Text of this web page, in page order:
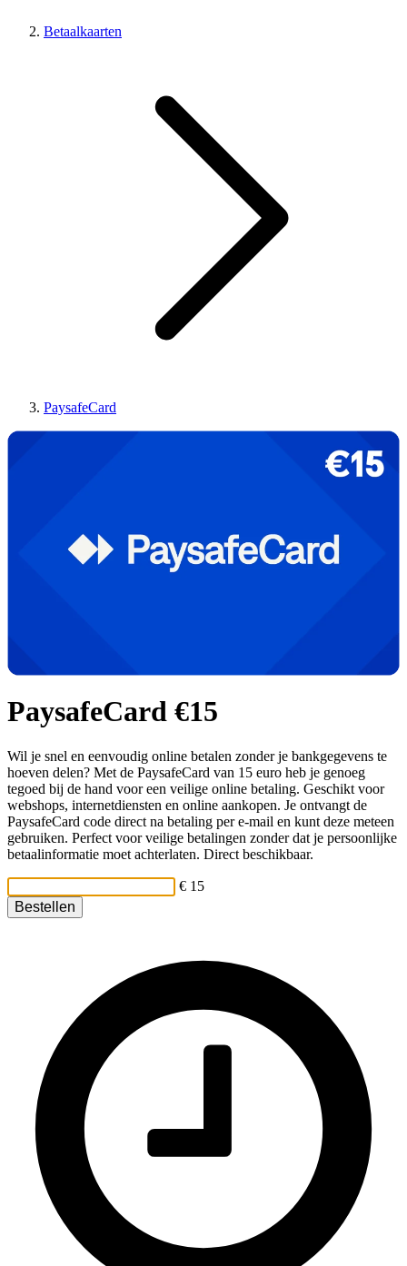
Betaalkaarten
PaysafeCard
PaysafeCard €15
Wil je snel en eenvoudig online betalen zonder je bankgegevens te
hoeven delen? Met de PaysafeCard van 15 euro heb je genoeg
tegoed bij de hand voor een veilige online betaling. Geschikt voor
webshops, internetdiensten en online aankopen. Je ontvangt de
PaysafeCard code direct na betaling per e-mail en kunt deze meteen
gebruiken. Perfect voor veilige betalingen zonder dat je persoonlijke
betaalinformatie moet achterlaten. Direct beschikbaar.
€ 15
Bestellen